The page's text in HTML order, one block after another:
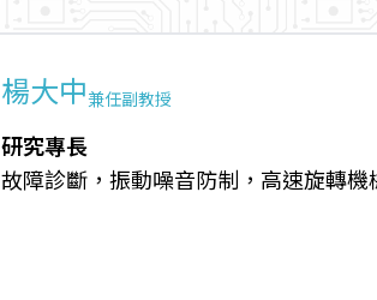
楊大中兼任副教授
研究專長
故障診斷，振動噪音防制，高速旋轉